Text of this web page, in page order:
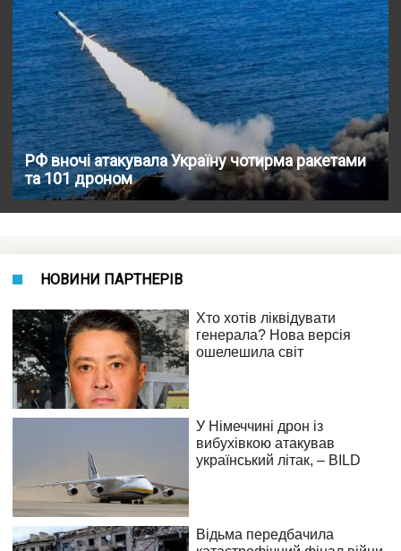
РФ вночі атакувала Україну чотирма ракетами
та 101 дроном
НОВИНИ ПАРТНЕРІВ